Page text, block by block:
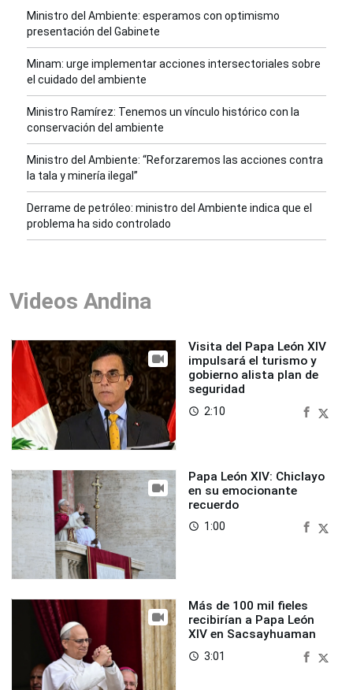
Ministro del Ambiente: esperamos con optimismo
presentación del Gabinete
Minam: urge implementar acciones intersectoriales sobre
el cuidado del ambiente
Ministro Ramírez: Tenemos un vínculo histórico con la
conservación del ambiente
Ministro del Ambiente: “Reforzaremos las acciones contra
la tala y minería ilegal”
Derrame de petróleo: ministro del Ambiente indica que el
problema ha sido controlado
Videos Andina
Visita del Papa León XIV
impulsará el turismo y
gobierno alista plan de
seguridad
access_time 2:10
Papa León XIV: Chiclayo
en su emocionante
recuerdo
access_time 1:00
Más de 100 mil fieles
recibirían a Papa León
XIV en Sacsayhuaman
access_time 3:01